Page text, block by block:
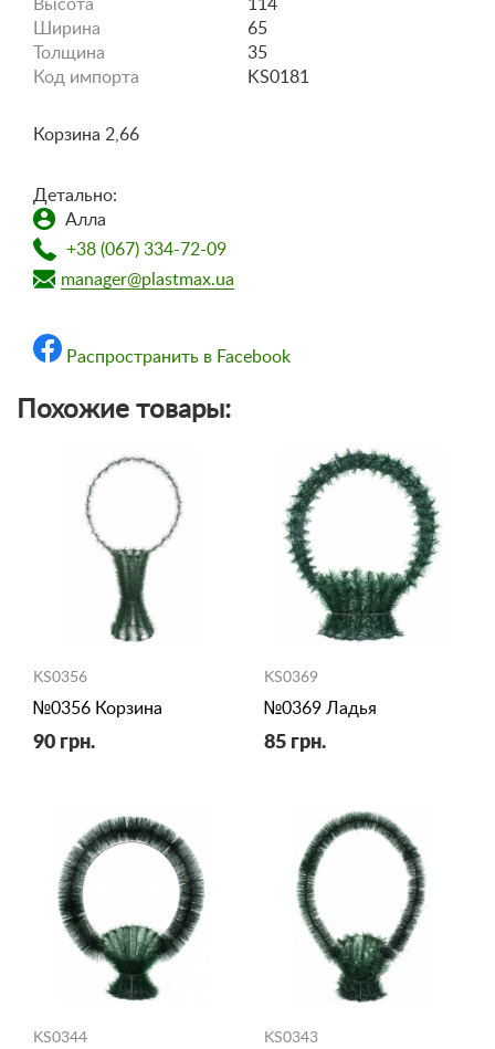
Высота
114
Ширина
65
Толщина
35
Код импорта
KS0181
Корзина 2,66
Детально:
Алла
+38 (067) 334-72-09
manager@plastmax.ua
Распространить в Facebook
Похожие товары:
KS0356
№0356 Корзина
90 грн.
KS0369
№0369 Ладья
85 грн.
KS0344 KS0343